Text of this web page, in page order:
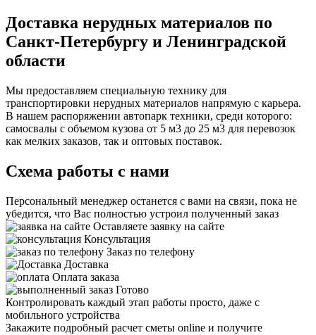
Доставка нерудных материалов по
Санкт-Петербургу и Ленинградской
области
Мы предоставляем специальную технику для
транспортировки нерудных материалов напрямую с карьера.
В нашем распоряжении автопарк техники, среди которого:
самосвалы с объемом кузова от 5 м3 до 25 м3 для перевозок
как мелких заказов, так и оптовых поставок.
Схема работы с нами
Персональный менеджер останется с вами на связи, пока не
убедится, что Вас полностью устроил полученный заказ
Оставляете заявку на сайте
Консультация
Заказ по телефону
Доставка
Оплата заказа
Готово
Контролировать каждый этап работы просто, даже с
мобильного устройства
Закажите подробный расчет сметы online и получите